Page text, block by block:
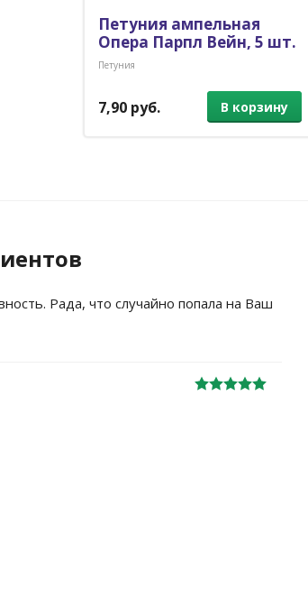
Петуния ампельная
Опера Парпл Вейн, 5 шт.
Петуния
7,90 руб. В корзину
Рада, что случайно попала на Ваш